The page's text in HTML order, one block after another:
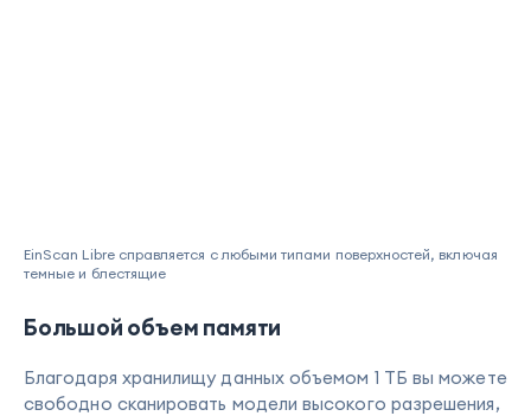
EinScan Libre справляется с любыми типами поверхностей, включая
темные и блестящие
Большой объем памяти
Благодаря хранилищу данных объемом 1 ТБ вы можете
свободно сканировать модели высокого разрешения,